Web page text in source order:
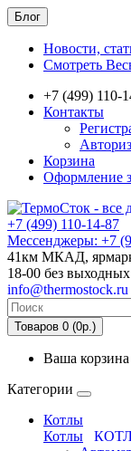
Блог
Новости,
Смотреть
+7 (499) 110-
Контакты
Корзина
Оформление
+7 (499) 110-14-87
Мессенджеры: +7
41км МКАД,
18-00 без выходных
info@thermostock.ru
Товаров 0 (0р.)
Ваша корзина
Категории
Котлы
Котлы